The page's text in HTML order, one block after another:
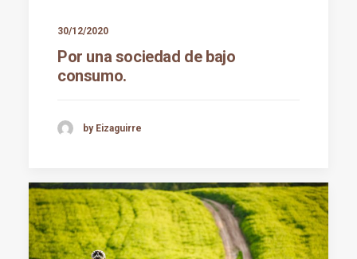
30/12/2020
Por una sociedad de bajo
consumo.
by Eizaguirre